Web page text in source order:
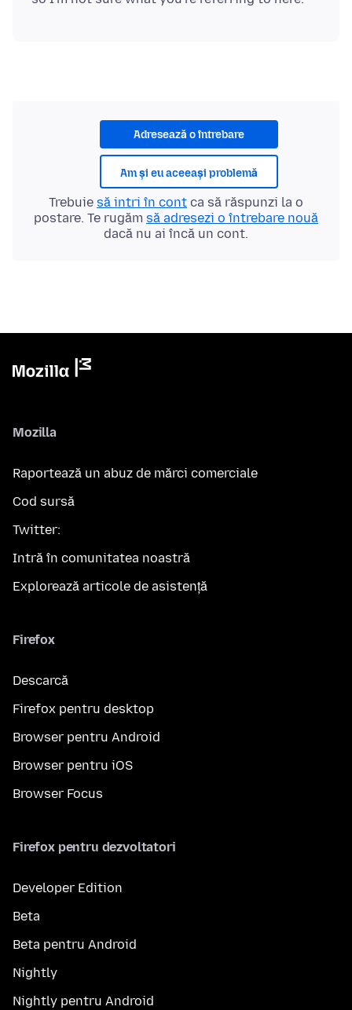
Adresează o întrebare
Am și eu aceeași problemă
Trebuie să intri în cont ca să răspunzi la o
postare. Te rugăm să adresezi o întrebare nouă
dacă nu ai încă un cont.
Mozilla
Raportează un abuz de mărci comerciale
Cod sursă
Twitter:
Intră în comunitatea noastră
Explorează articole de asistență
Firefox
Descarcă
Firefox pentru desktop
Browser pentru Android
Browser pentru iOS
Browser Focus
Firefox pentru dezvoltatori
Developer Edition
Beta
Beta pentru Android
Nightly
Nightly pentru Android